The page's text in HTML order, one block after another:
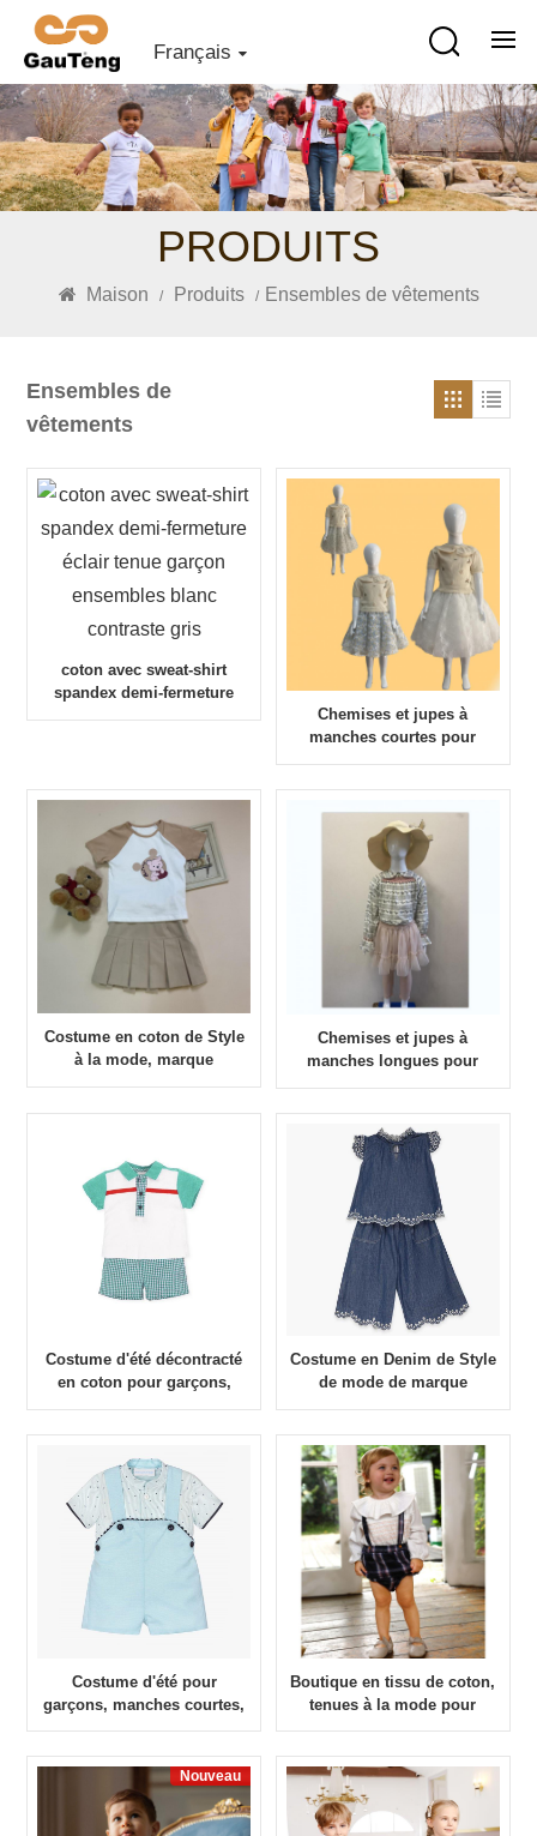
Français
PRODUITS
Maison / Produits / Ensembles de vêtements
Ensembles de
vêtements
coton avec sweat-shirt
spandex demi-fermeture
Chemises et jupes à
manches courtes pour
enfants, ensembles de
usine, Style à la mode
Costume en coton de Style
à la mode, marque
Chemises et jupes à
manches longues pour
marque personnalisée en
usine, Style à la mode
Costume d'été décontracté
en coton pour garçons,
deux pièces, beau costume
Costume en Denim de Style
de mode de marque
personnalisée d'usine,
d'été pour enfants pour
filles
Costume d'été pour
garçons, manches courtes,
bretelles en coton deux
Boutique en tissu de coton,
tenues à la mode pour
bébés filles
Nouveau